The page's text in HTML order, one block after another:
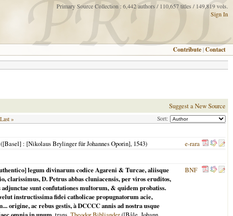
Primary Source Collection : 6,442 authors / 110,657 titles / 149,819 vols.
Sign In
Contribute |Contact
Suggest a New Source
Sort:
Last »
[Basel] : [Nikolaus Brylinger für Johannes Oporin], 1543) e-rara
legum divinarum codice Agareni & Turcae, aliisque
clarissimus, D. Petrus abbas cluniacensis, per viros eruditos,
sunt confutationes multorum, & quidem probatiss.
instructissima fidei catholicae propugnatorum acie,
ac rebus gestis, à DCCCC annis ad nostra usque
BNF